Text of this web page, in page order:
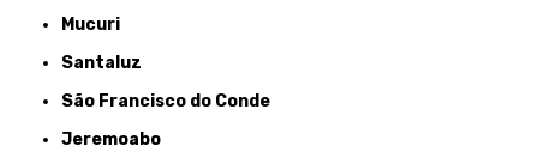
Mucuri
Santaluz
São Francisco do Conde
Jeremoabo